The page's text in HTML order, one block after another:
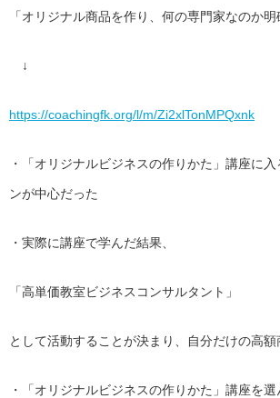
「オリジナル商品を作り、何の専門家なのか明
↓
https://coachingfk.org/l/m/Zi2xlTonMPQxnk
・「オリジナルビジネスの作りかた」 講座に入
ンが中心だった
・実際に講座で学んだ結果、
「高単価教室ビジネスコンサルタント」
として活動することが決まり、自分だけの高額
・「オリジナルビジネスの作りかた」講座を選